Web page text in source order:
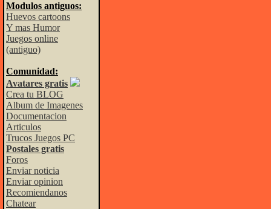
Modulos antiguos:
Huevos cartoons
Y mas Humor
Juegos online
(antiguo)
Comunidad:
Avatares gratis
Crea tu BLOG
Album de Imagenes
Documentacion
Articulos
Trucos Juegos PC
Postales gratis
Foros
Enviar noticia
Enviar opinion
Recomiendanos
Chatear